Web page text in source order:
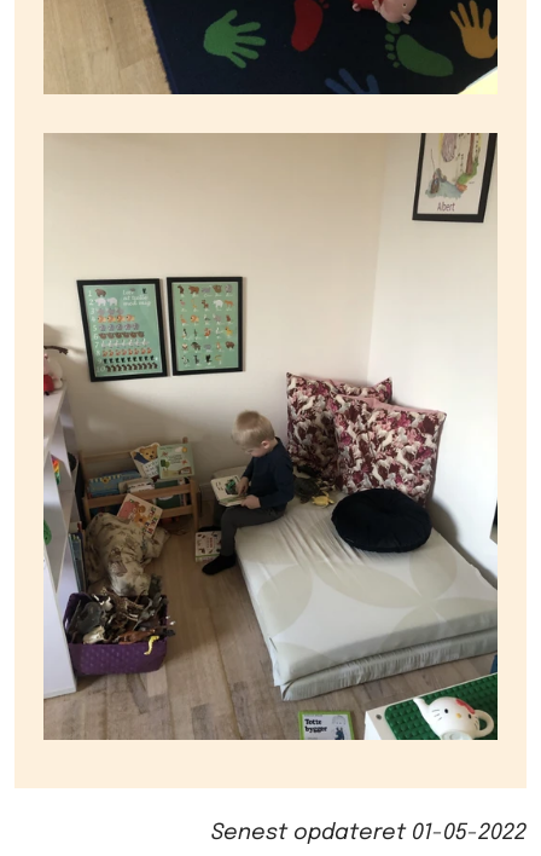
Senest opdateret 01-05-2022